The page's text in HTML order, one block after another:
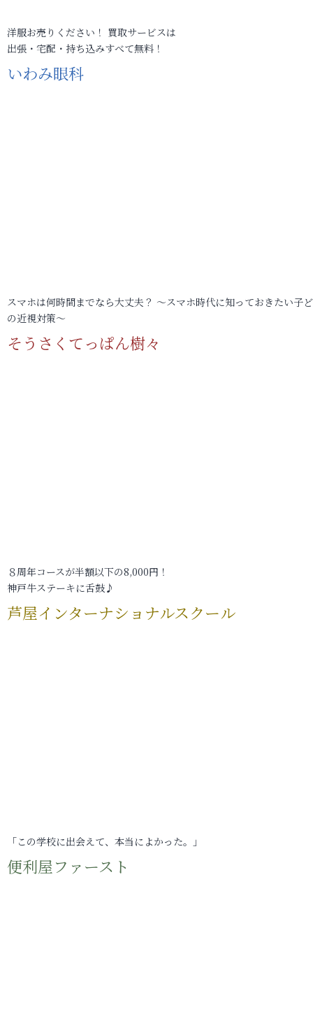
洋服お売りください！ 買取サービスは
出張・宅配・持ち込みすべて無料！
いわみ眼科
スマホは何時間までなら大丈夫？ ～スマホ時代に知っておきたい子
の近視対策～
そうさくてっぱん樹々
８周年コースが半額以下の8,000円！
神戸牛ステーキに舌鼓♪
芦屋インターナショナルスクール
「この学校に出会えて、本当によかった。」
便利屋ファースト